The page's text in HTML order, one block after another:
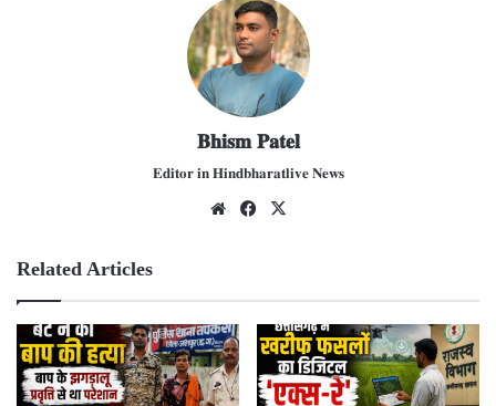
𝐁𝐡𝐢𝐬𝐦 𝐏𝐚𝐭𝐞𝐥
𝐄𝐝𝐢𝐭𝐨𝐫 𝐢𝐧 𝐇𝐢𝐧𝐝𝐛𝐡𝐚𝐫𝐚𝐭𝐥𝐢𝐯𝐞 𝐍𝐞𝐰𝐬
We
Fac
Related Articles